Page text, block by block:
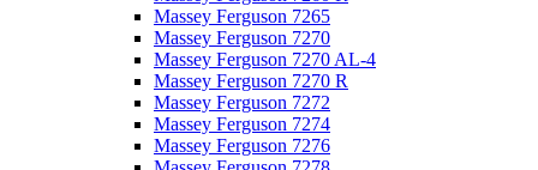
Massey Ferguson 7265
Massey Ferguson 7270
Massey Ferguson 7270 AL-4
Massey Ferguson 7270 R
Massey Ferguson 7272
Massey Ferguson 7274
Massey Ferguson 7276